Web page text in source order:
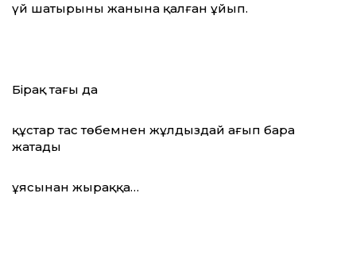
үй шатырының жанына қалған ұйып.
Бірақ тағы да
құстар тас төбемнен жұлдыздай ағып бара
жатады
ұясынан жыраққа…